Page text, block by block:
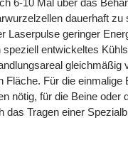
6-10 Mal über das
dauerhaft
Laserpulse geringer
entwickeltes
Fläche. Für die
nötig, für die Beine
das Tragen einer